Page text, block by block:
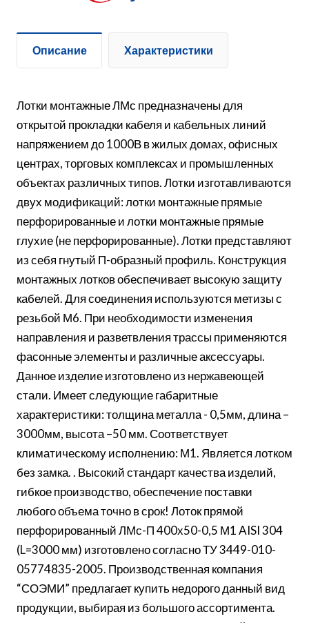
Описание Характеристики
Лотки монтажные ЛМс предназначены для
открытой прокладки кабеля и кабельных линий
напряжением до 1000В в жилых домах, офисных
центрах, торговых комплексах и промышленных
объектах различных типов. Лотки изготавливаются
двух модификаций: лотки монтажные прямые
перфорированные и лотки монтажные прямые
глухие (не перфорированные). Лотки представляют
из себя гнутый П-образный профиль. Конструкция
монтажных лотков обеспечивает высокую защиту
кабелей. Для соединения используются метизы с
резьбой М6. При необходимости изменения
направления и разветвления трассы применяются
фасонные элементы и различные аксессуары.
Данное изделие изготовлено из нержавеющей
стали. Имеет следующие габаритные
характеристики: толщина металла - 0,5мм, длина –
3000мм, высота –50 мм. Соответствует
климатическому исполнению: М1. Является лотком
без замка. . Высокий стандарт качества изделий,
гибкое производство, обеспечение поставки
любого объема точно в срок! Лоток прямой
перфорированный ЛМс-П 400х50-0,5 М1 AISI 304
(L=3000 мм) изготовлено согласно ТУ 3449-010-
05774835-2005. Производственная компания
“СОЭМИ” предлагает купить недорого данный вид
продукции, выбирая из большого ассортимента.